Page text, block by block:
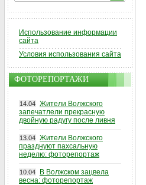
Использование информации
сайта
Условия использования сайта
ФОТОРЕПОРТАЖИ
14.04 Жители Волжского
запечатлели прекрасную
двойную радугу после ливня
13.04 Жители Волжского
празднуют пахсальную
неделю: фоторепортаж
10.04
В Волжском зацвела
весна: фоторепортаж